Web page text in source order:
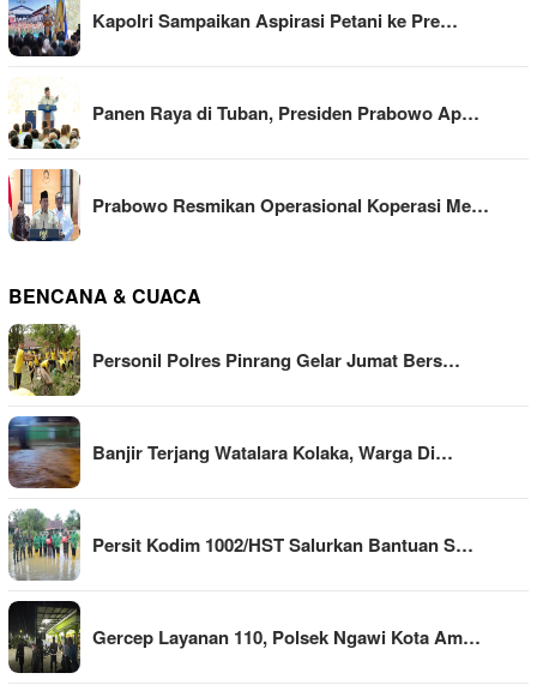
Kapolri Sampaikan Aspirasi Petani ke Pre…
Panen Raya di Tuban, Presiden Prabowo Ap…
Prabowo Resmikan Operasional Koperasi Me…
BENCANA & CUACA
Personil Polres Pinrang Gelar Jumat Bers…
Banjir Terjang Watalara Kolaka, Warga Di…
Persit Kodim 1002/HST Salurkan Bantuan S…
Gercep Layanan 110, Polsek Ngawi Kota Am…